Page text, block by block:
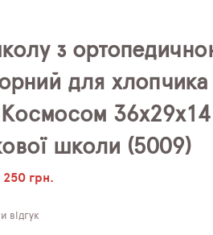
з
для хлопчика
школи (5009)
250 грн.
відгук